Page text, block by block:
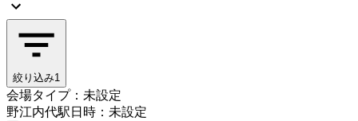
絞り込み1
会場タイプ：未設定
野江内代駅日時：未設定